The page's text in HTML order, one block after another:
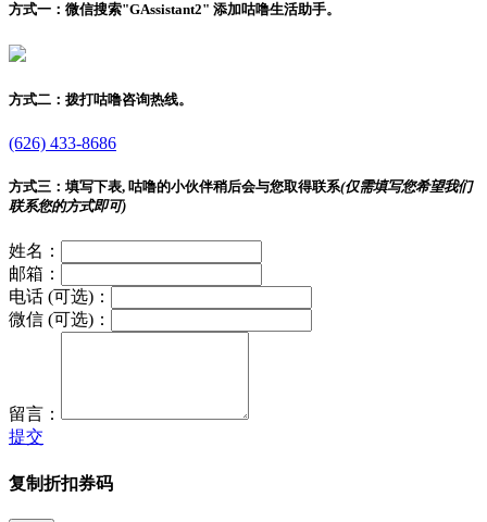
方式一： 微信搜索"GAssistant2" 添加咕噜生活助手。
方式二： 拨打咕噜咨询热线。
(626) 433-8686
方式三： 填写下表, 咕噜的小伙伴稍后会与您取得联系(仅需填写您希望我们
联系您的方式即可)
姓名：
邮箱：
电话 (可选)：
微信 (可选)：
留言：
提交
复制折扣券码